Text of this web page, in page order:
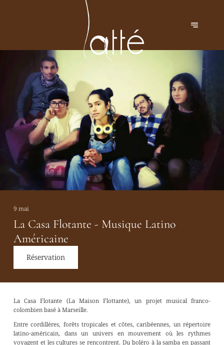
9 mai
La Casa Flotante - Musique Latino
Américaine
Réservation
La Casa Flotante (La Maison Flottante), un projet musical franco-
colombien basé à Marseille.
Entre cordillères, forêts tropicales et côtes, caribéennes, un répertoire
latino-américain, dans un univers en mouvement où les rythmes
voyagent et les cultures se rencontrent. Du boléro à la samba en passant